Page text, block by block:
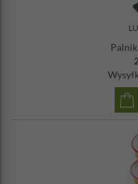
owalne,
Miseczek można